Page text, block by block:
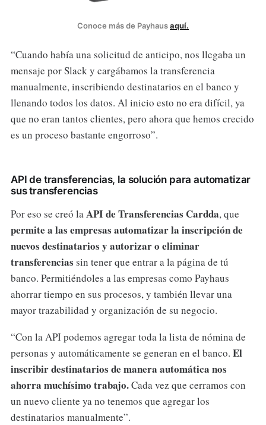
Conoce más de Payhausaquí.
“Cuando había una solicitud de anticipo, nos llegaba un
mensaje por Slack y cargábamos la transferencia
manualmente, inscribiendo destinatarios en el banco y
llenando todos los datos. Al inicio esto no era difícil, ya
que no eran tantos clientes, pero ahora que hemos crecido
es un proceso bastante engorroso”.
API de transferencias, la solución para automatizar
sus transferencias
Por eso se creó laAPI de Transferencias Cardda, que
permite a las empresas automatizar la inscripción de
nuevos destinatarios y autorizar o eliminar
transferencias sin tener que entrar a la página de tú
banco. Permitiéndoles a las empresas como Payhaus
ahorrar tiempo en sus procesos, y también llevar una
mayor trazabilidad y organización de su negocio.
“Con la API podemos agregar toda la lista de nómina de
personas y automáticamente se generan en el banco. El
inscribir destinatarios de manera automática nos
ahorra muchísimo trabajo.Cada vez que cerramos con
un nuevo cliente ya no tenemos que agregar los
destinatarios manualmente”.